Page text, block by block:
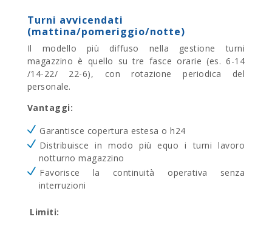
Turni avvicendati
(mattina/pomeriggio/notte)
Il modello più diffuso nella gestione turni
magazzino è quello su tre fasce orarie (es. 6-14
/14-22/ 22-6), con rotazione periodica del
personale.
Vantaggi:
Garantisce copertura estesa o h24
Distribuisce in modo più equo i turni lavoro
notturno magazzino
Favorisce la continuità operativa senza
interruzioni
Limiti: